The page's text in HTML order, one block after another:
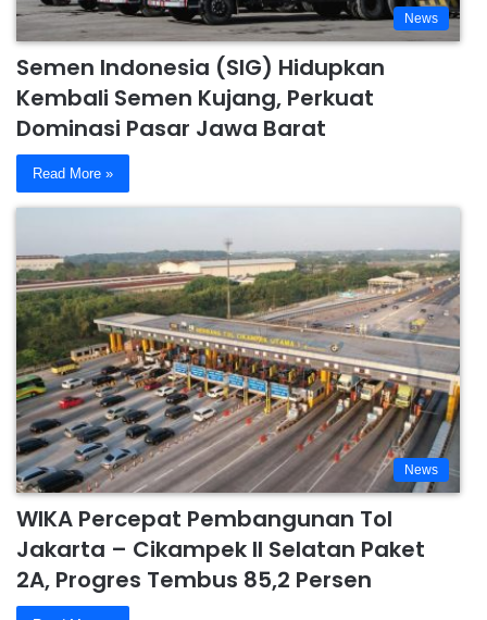
News
Semen Indonesia (SIG) Hidupkan
Kembali Semen Kujang, Perkuat
Dominasi Pasar Jawa Barat
Read More »
News
WIKA Percepat Pembangunan Tol
Jakarta – Cikampek II Selatan Paket
2A, Progres Tembus 85,2 Persen